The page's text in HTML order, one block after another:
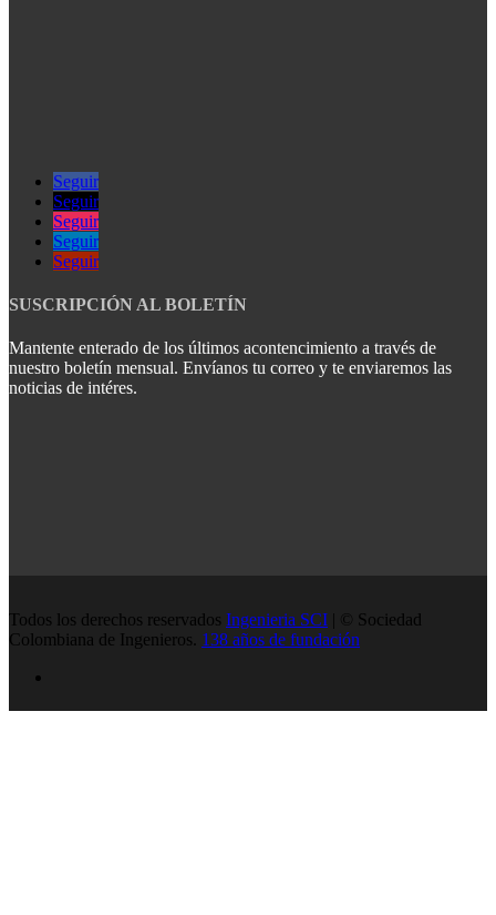
Seguir
Seguir
Seguir
Seguir
Seguir
SUSCRIPCIÓN AL BOLETÍN
Mantente enterado de los últimos acontencimiento a través de
nuestro boletín mensual. Envíanos tu correo y te enviaremos las
noticias de intéres.
Todos los derechos reservados Ingenieria SCI | © Sociedad
Colombiana de Ingenieros. 138 años de fundación